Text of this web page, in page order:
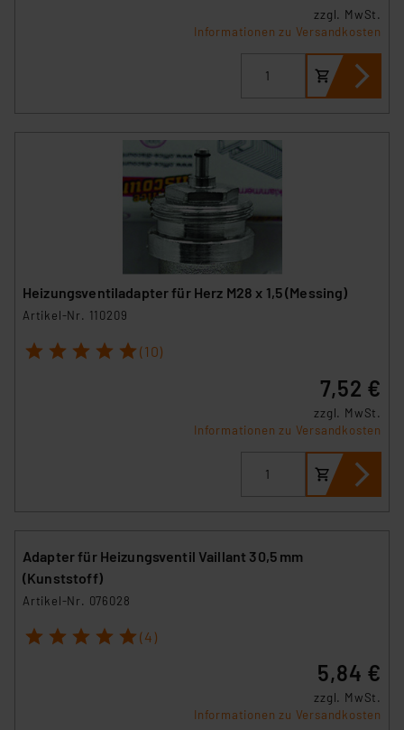
zzgl. MwSt.
Informationen zu Versandkosten
Heizungsventiladapter für Herz M28 x 1,5 (Messing)
Artikel-Nr. 110209
1 2 3 4 5 (10)
7,52 €
zzgl. MwSt.
Informationen zu Versandkosten
Adapter für Heizungsventil Vaillant 30,5 mm
(Kunststoff)
Artikel-Nr. 076028
1 2 3 4 5 (4)
5,84 €
zzgl. MwSt.
Informationen zu Versandkosten